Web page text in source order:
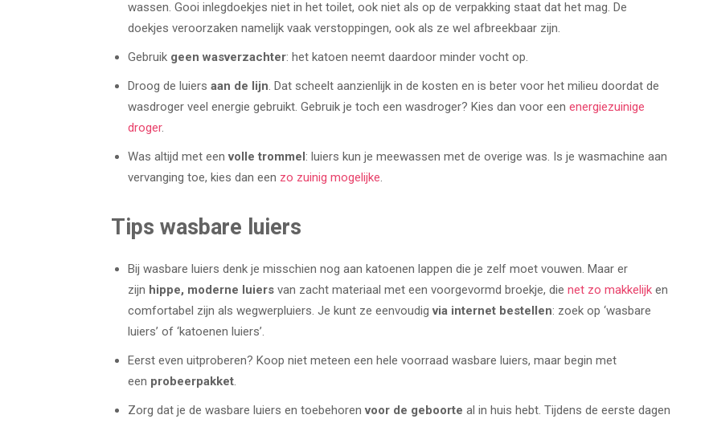
wassen. Gooi inlegdoekjes niet in het toilet, ook niet als op de verpakking staat dat het mag. De
doekjes veroorzaken namelijk vaak verstoppingen, ook als ze wel afbreekbaar zijn.
Gebruik geen wasverzachter: het katoen neemt daardoor minder vocht op.
Droog de luiers aan de lijn. Dat scheelt aanzienlijk in de kosten en is beter voor het milieu doordat de
wasdroger veel energie gebruikt. Gebruik je toch een wasdroger? Kies dan voor een energiezuinige
droger.
Was altijd met eenvolle trommel: luiers kun je meewassen met de overige was. Is je wasmachine aan
vervanging toe, kies dan een zo zuinig mogelijke.
Tips wasbare luiers
Bij wasbare luiers denk je misschien nog aan katoenen lappen die je zelf moet vouwen. Maar er
zijn hippe, moderne luiers van zacht materiaal met een voorgevormd broekje, die net zo makkelijk en
comfortabel zijn als wegwerpluiers. Je kunt ze eenvoudigvia internet bestellen: zoek op ‘wasbare
luiers’ of ‘katoenen luiers’.
Eerst even uitproberen? Koop niet meteen een hele voorraad wasbare luiers, maar begin met
een probeerpakket.
Zorg dat je de wasbare luiers en toebehorenvoor de geboorte al in huis hebt. Tijdens de eerste dagen